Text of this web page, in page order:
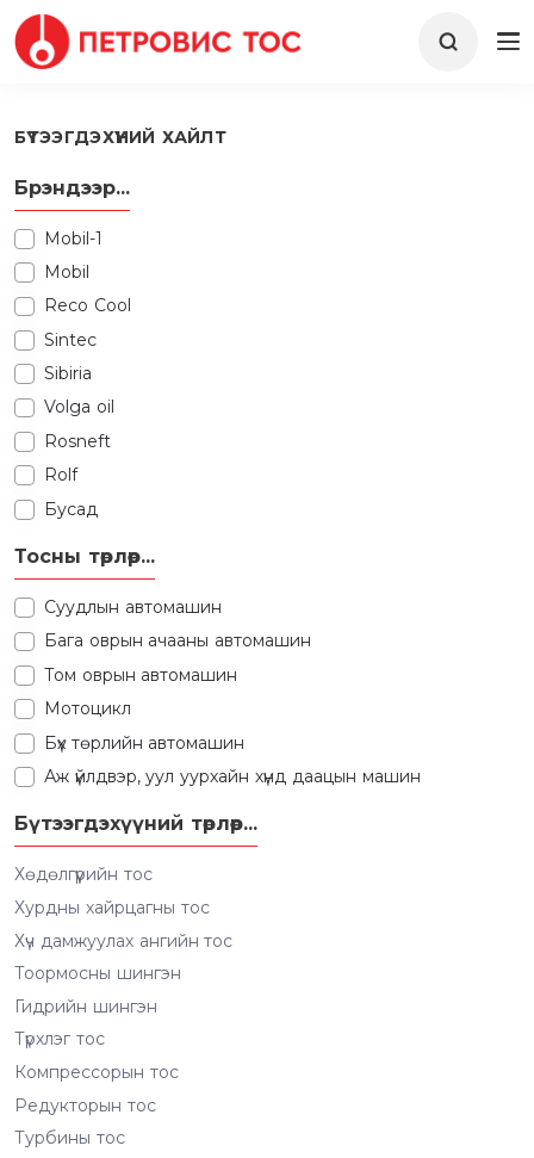
БҮТЭЭГДЭХҮҮНИЙ ХАЙЛТ
Брэндээр...
Mobil-1
Mobil
Reco Cool
Sintec
Sibiria
Volga oil
Rosneft
Rolf
Бусад
Тосны төрлөөр...
Суудлын автомашин
Бага оврын ачааны автомашин
Том оврын автомашин
Мотоцикл
Бүх төрлийн автомашин
Аж үйлдвэр, уул уурхайн хүнд даацын машин
Бүтээгдэхүүний төрлөөр...
Хөдөлгүүрийн тос
Хурдны хайрцагны тос
Хүч дамжуулах ангийн тос
Тоормосны шингэн
Гидрийн шингэн
Түрхлэг тос
Компрессорын тос
Редукторын тос
Турбины тос